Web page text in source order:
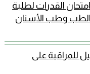
القدرات لطلبة
الطب وطب الأسنان
للمراقبة على